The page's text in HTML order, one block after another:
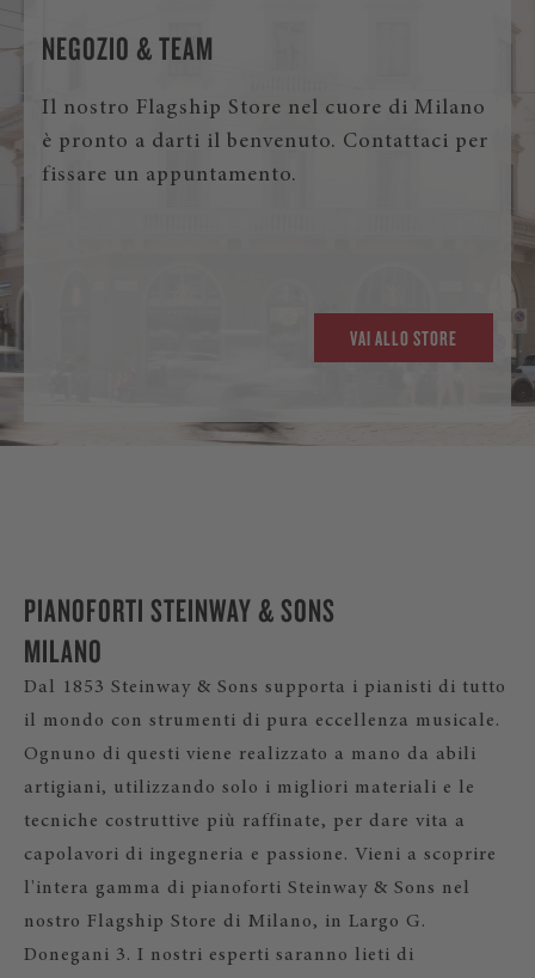
NEGOZIO & TEAM
Il nostro Flagship Store nel cuore di Milano
è pronto a darti il benvenuto. Contattaci per
fissare un appuntamento.
VAI ALLO STORE
PIANOFORTI STEINWAY & SONS
MILANO
Dal 1853 Steinway & Sons supporta i pianisti di tutto
il mondo con strumenti di pura eccellenza musicale.
Ognuno di questi viene realizzato a mano da abili
artigiani, utilizzando solo i migliori materiali e le
tecniche costruttive più raffinate, per dare vita a
capolavori di ingegneria e passione. Vieni a scoprire
l'intera gamma di pianoforti Steinway & Sons nel
nostro Flagship Store di Milano, in Largo G.
Donegani 3. I nostri esperti saranno lieti di